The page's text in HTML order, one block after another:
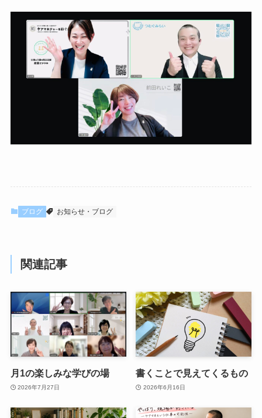
ブログ お知らせ・ブログ
関連記事
月1の楽しみな学びの場
2026年7月27日
書くことで見えてくるもの
2026年6月16日